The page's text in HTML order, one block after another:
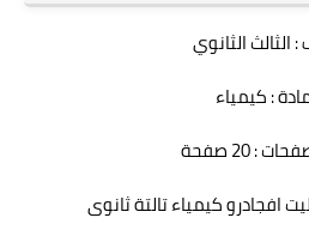
الثالث الثانوي
: كيمياء
: 20 صفحة
افجادرو كيمياء تالتة ثانوى